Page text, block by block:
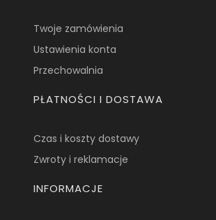
Twoje zamówienia
Ustawienia konta
Przechowalnia
PŁATNOŚCI I DOSTAWA
Czas i koszty dostawy
Zwroty i reklamacje
INFORMACJE